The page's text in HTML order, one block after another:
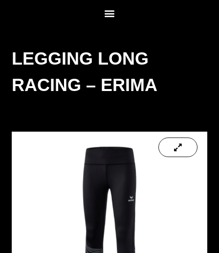
LEGGING LONG
RACING – ERIMA